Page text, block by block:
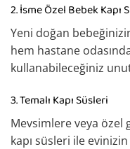
2. İsme Özel Bebek Kapı
Yeni doğan
hem hastane
kullanabileceğiniz
3. Temalı Kapı Süsleri
Mevsimlere veya özel
kapı süsleri ile